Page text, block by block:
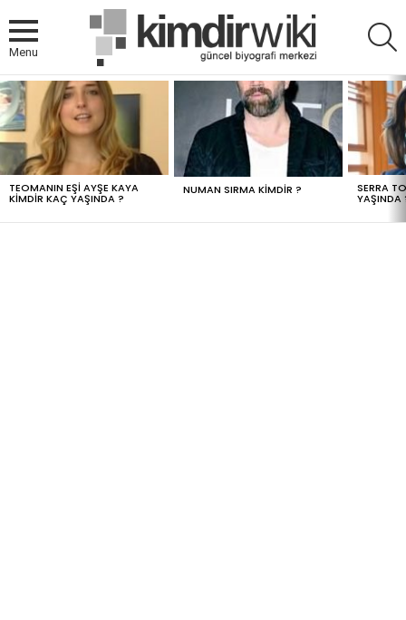
Menu
MOST
VIEWED
STORIES
TEOMANIN EŞI AYŞE KAYA
KIMDIR KAÇ YAŞINDA ?
NUMAN SIRMA KIMDIR ? SERRA
YAŞINDA